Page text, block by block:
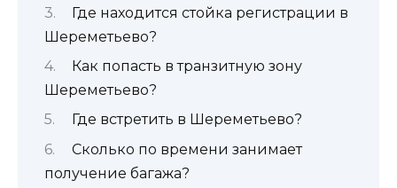
Где находится стойка регистрации в
Шереметьево?
Как попасть в транзитную зону
Шереметьево?
Где встретить в Шереметьево?
Сколько по времени занимает
получение багажа?